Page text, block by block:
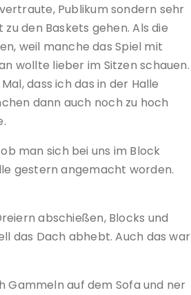
Publikum sondern sehr
den Baskets gehen. Als die
weil manche das Spiel mit
wollte lieber im Sitzen schauen.
dass ich das in der Halle
dann auch noch zu hoch
man sich bei uns im Block
gestern angemacht worden.
abschießen, Blocks und
das Dach abhebt. Auch das war
Gammeln auf dem Sofa und ner